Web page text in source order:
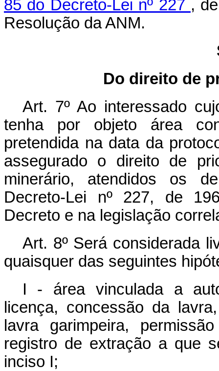
85 do Decreto-Lei nº 227 ,
Resolução da ANM.
Do direito de
Art. 7º Ao interessado
tenha por objeto área
pretendida na data da
assegurado o direito de
minerário, atendidos os
Decreto-Lei nº 227, de
Decreto e na legislação
Art. 8º Será considerada
quaisquer das seguintes
I - área vinculada a
licença, concessão da
lavra garimpeira,
registro de extração a que
inciso I;